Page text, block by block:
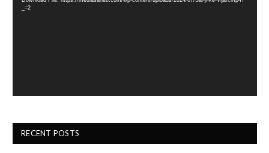
_=2
RECENT POSTS